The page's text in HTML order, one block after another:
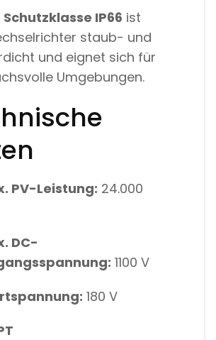
Schutzklasse IP66 ist
staub- und
und eignet sich für
Umgebungen.
PV-Leistung: 24.000
DC-
1100 V
180 V